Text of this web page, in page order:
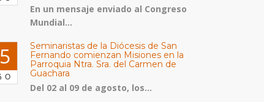
En un mensaje enviado al Congreso
Mundial...
Seminaristas de la Diócesis de San
Fernando comienzan Misiones en la
Parroquia Ntra. Sra. del Carmen de
Guachara
Del 02 al 09 de agosto, los...